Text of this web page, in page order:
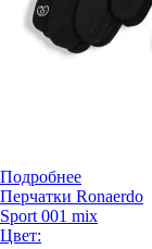
Подробнее
Перчатки Ronaerdo
Sport 001 mix
Цвет: